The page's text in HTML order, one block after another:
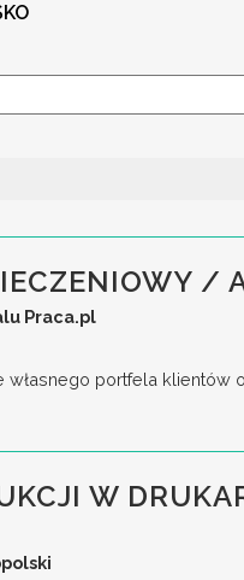
/
Praca.pl
własnego portfela klientów
W